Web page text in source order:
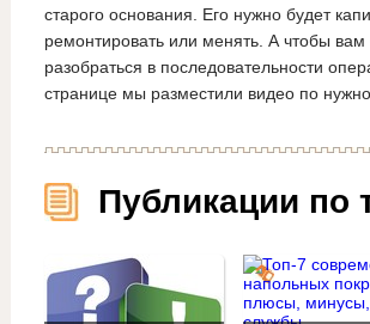
старого основания. Его нужно будет
ремонтировать или менять. А чтобы вам
разобраться в последовательности
странице мы разместили видео по
Публикации по